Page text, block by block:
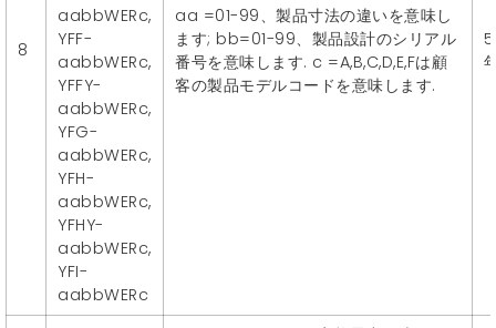
8
aabbWERc,
YFF-
aabbWERc,
YFFY-
aabbWERc,
YFG-
aabbWERc,
YFH-
aabbWERc,
YFHY-
aabbWERc,
YFI-
aabbWERc
aa =01-99、製品寸法の違いを意味し
ます; bb=01-99、製品設計のシリアル
番号を意味します. c =A,B,C,D,E,Fは顧
客の製品モデルコードを意味します.
5